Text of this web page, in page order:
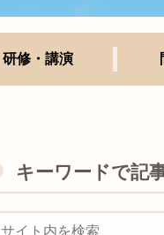
研修・講演
キーワードで記